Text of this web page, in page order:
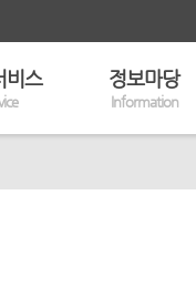
비스 정보마당
Information